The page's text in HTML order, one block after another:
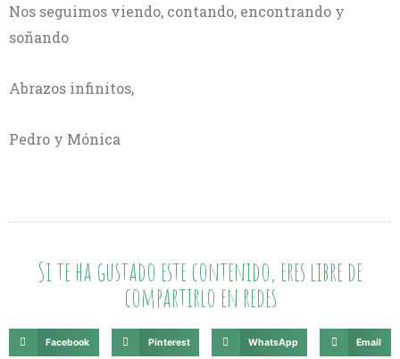
Nos seguimos viendo, contando, encontrando y
soñando
Abrazos infinitos,
Pedro y Mónica
Si te ha gustado este contenido, eres libre de
compartirlo en redes
Facebook Pinterest WhatsApp Email